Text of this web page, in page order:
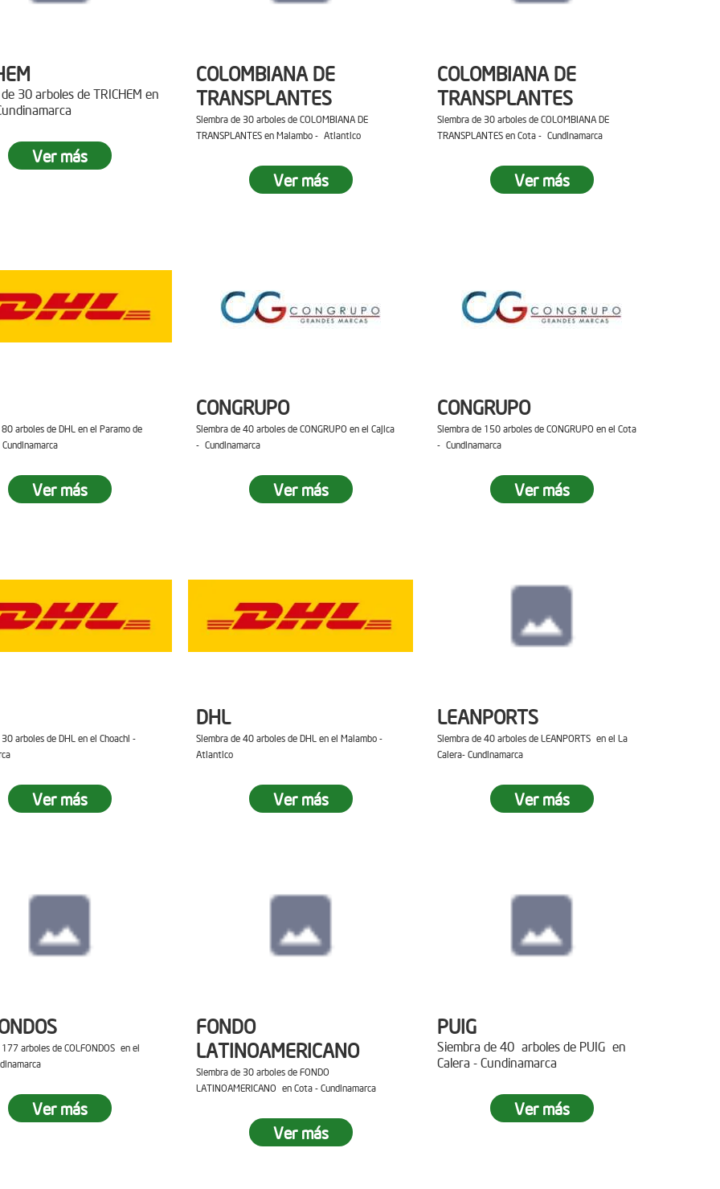
30 arboles de TRICHEM en
Ver más
COLOMBIANA DE
TRANSPLANTES
Siembra de 30 arboles de COLOMBIANA DE
TRANSPLANTES en Malambo - Atlantico
Ver más
COLOMBIANA DE
TRANSPLANTES
Siembra de 30 arboles de COLOMBIANA DE
TRANSPLANTES en Cota - Cundinamarca
Ver más
arboles de DHL en el Paramo de
Ver más
CONGRUPO
Siembra de 40 arboles de CONGRUPO en el Cajica
- Cundinamarca
Ver más
CONGRUPO
Siembra de 150 arboles de CONGRUPO en el Cota
- Cundinamarca
Ver más
arboles de DHL en el Choachi -
Ver más
DHL
Siembra de 40 arboles de DHL en el Malambo -
Atlantico
Ver más
LEANPORTS
Siembra de 40 arboles de LEANPORTS en el La
Calera- Cundinamarca
Ver más
arboles de COLFONDOS en el
Ver más
FONDO
LATINOAMERICANO
Siembra de 30 arboles de FONDO
LATINOAMERICANO en Cota - Cundinamarca
Ver más
PUIG
Siembra de 40 arboles de PUIG en
Calera - Cundinamarca
Ver más